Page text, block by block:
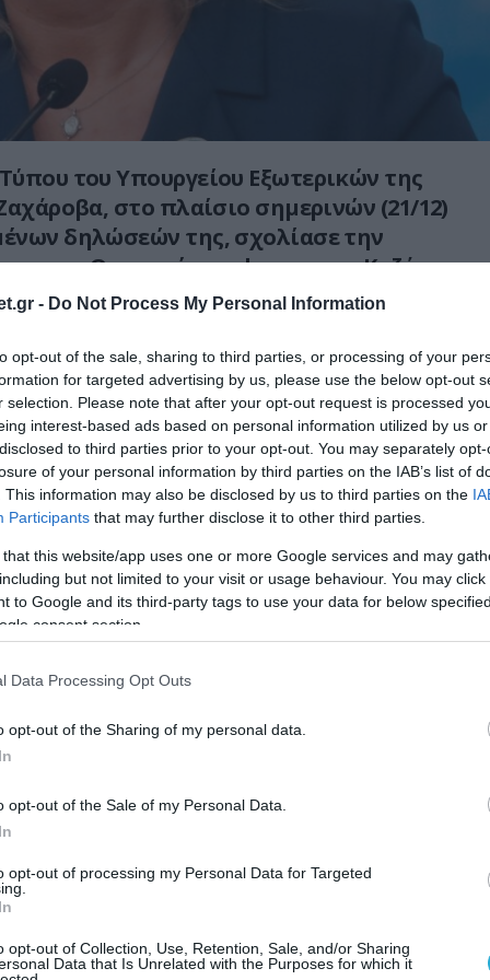
- Do Not Process My Personal Information
opt-out of the sale, sharing to third parties, or processing of your
for targeted advertising by us, please use the below opt-out
selection. Please note that after your opt-out request is processed
interest-based ads based on personal information utilized by us
to third parties prior to your opt-out. You may separately
of your personal information by third parties on the IAB’s list of
This information may also be disclosed by us to third parties on the
Participants that may further disclose it to other third parties.
that this website/app uses one or more Google services and may
but not limited to your visit or usage behaviour. You may
to Google and its third-party tags to use your data for below
consent section.
Data Processing Opt Outs
opt-out of the Sharing of my personal data.
opt-out of the Sale of my Personal Data.
opt-out of processing my Personal Data for Targeted
opt-out of Collection, Use, Retention, Sale, and/or Sharing
Data that Is Unrelated with the Purposes for which it
του Υπουργείου Εξωτερικών της
στο πλαίσιο σημερινών (21/12)
δηλώσεών της, σχολίασε την
των Ουκρανών με drones στο Καζάν,
Βολοντίμιρ Ζελένσκι μετατρέπεται σε
«Οσάμα Μπιν Ζελένσκι».
επικεφαλής ενός τρομοκρατικού πυρήνα που
το όνομά του είναιΟσάμα μπιν Ζελένσκι»,
Ζαχάροβα, με αφορμή τις πρόσφατες
με drone στο Καζάν, δηλώνοντας στη
εκτονώνει τον ανίσχυρο θυμό του για
ήττες στοχεύοντας σε Ρώσους
become the head of a terrorist cell that kills
— Maria Zakharova
commented on the recent drone attacks on
defeats by…pic.twitter.com/LqdLzHKdML
ότι όλα τα ουκρανικά μέσα ενημέρωσης και τα
δημοσιεύουν εικόνες από το Καζάν με
συνοδεύοντάς τες με πρόστυχες